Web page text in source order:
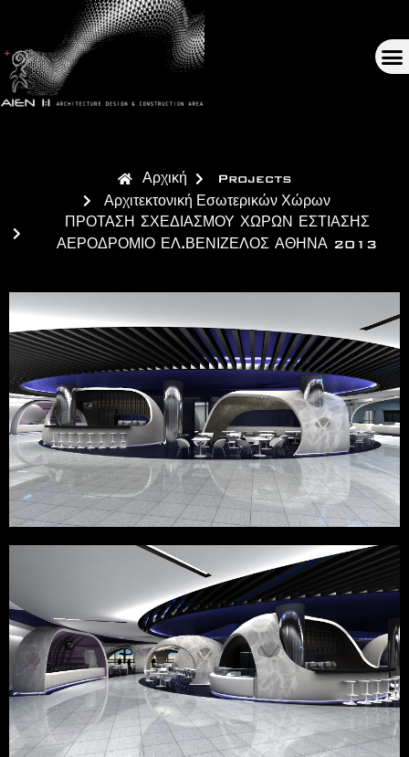
Αρχική
Projects
Αρχιτεκτονική Εσωτερικών Χώρων
ΠΡΟΤΑΣΗ ΣΧΕΔΙΑΣΜΟΥ ΧΩΡΩΝ ΕΣΤΙΑΣΗΣ
ΑΕΡΟΔΡΟΜΙΟ ΕΛ.ΒΕΝΙΖΕΛΟΣ ΑΘΗΝΑ 2013